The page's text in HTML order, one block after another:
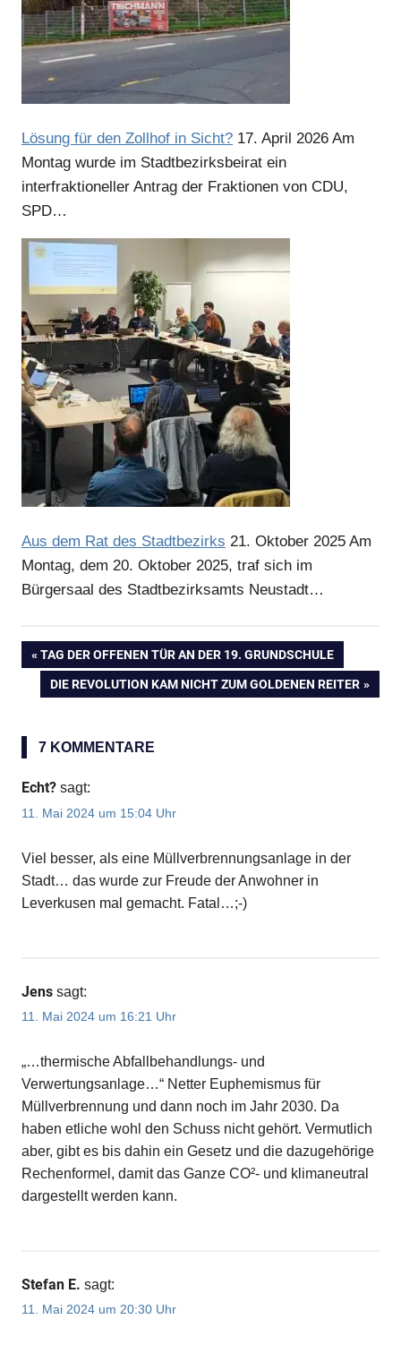
Anzeige
Anzeige
Anzeige
Anzeige
Lösung für den Zollhof in Sicht? 17. April 2026 Am
Montag wurde im Stadtbezirksbeirat ein
interfraktioneller Antrag der Fraktionen von CDU,
SPD…
Aus dem Rat des Stadtbezirks 21. Oktober 2025 Am
Montag, dem 20. Oktober 2025, traf sich im
Bürgersaal des Stadtbezirksamts Neustadt…
Beitragsnavigation
VORHERIGER
BEITRAG:
TAG DER OFFENEN TÜR AN DER 19. GRUNDSCHULE
NÄCHSTER
DIE REVOLUTION KAM NICHT ZUM GOLDENEN REITER
7 KOMMENTARE
Echt? sagt:
11. Mai 2024 um 15:04 Uhr
Viel besser, als eine Müllverbrennungsanlage in der
Stadt… das wurde zur Freude der Anwohner in
Leverkusen mal gemacht. Fatal…;-)
Jens sagt:
11. Mai 2024 um 16:21 Uhr
„…thermische Abfallbehandlungs- und
Verwertungsanlage…“ Netter Euphemismus für
Müllverbrennung und dann noch im Jahr 2030. Da
haben etliche wohl den Schuss nicht gehört. Vermutlich
aber, gibt es bis dahin ein Gesetz und die dazugehörige
Rechenformel, damit das Ganze CO²- und klimaneutral
dargestellt werden kann.
Stefan E. sagt:
11. Mai 2024 um 20:30 Uhr